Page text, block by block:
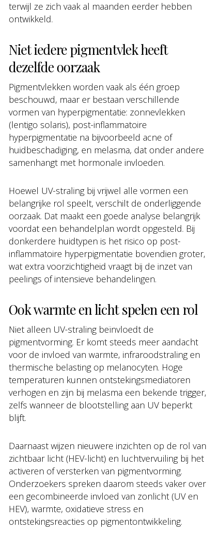
terwijl ze zich vaak al maanden eerder hebben
ontwikkeld.
Niet iedere pigmentvlek heeft
dezelfde oorzaak
Pigmentvlekken worden vaak als één groep
beschouwd, maar er bestaan verschillende
vormen van hyperpigmentatie: zonnevlekken
(lentigo solaris), post-inflammatoire
hyperpigmentatie na bijvoorbeeld acne of
huidbeschadiging, en melasma, dat onder andere
samenhangt met hormonale invloeden.
Hoewel UV-straling bij vrijwel alle vormen een
belangrijke rol speelt, verschilt de onderliggende
oorzaak. Dat maakt een goede analyse belangrijk
voordat een behandelplan wordt opgesteld. Bij
donkerdere huidtypen is het risico op post-
inflammatoire hyperpigmentatie bovendien groter,
wat extra voorzichtigheid vraagt bij de inzet van
peelings of intensieve behandelingen.
Ook warmte en licht spelen een rol
Niet alleen UV-straling beïnvloedt de
pigmentvorming. Er komt steeds meer aandacht
voor de invloed van warmte, infraroodstraling en
thermische belasting op melanocyten. Hoge
temperaturen kunnen ontstekingsmediatoren
verhogen en zijn bij melasma een bekende trigger,
zelfs wanneer de blootstelling aan UV beperkt
blijft.
Daarnaast wijzen nieuwere inzichten op de rol van
zichtbaar licht (HEV-licht) en luchtvervuiling bij het
activeren of versterken van pigmentvorming.
Onderzoekers spreken daarom steeds vaker over
een gecombineerde invloed van zonlicht (UV en
HEV), warmte, oxidatieve stress en
ontstekingsreacties op pigmentontwikkeling.